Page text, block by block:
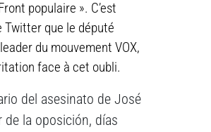
populaire ». C’est
Twitter que le député
du mouvement VOX,
face à cet oubli.
del asesinato de José
de la oposición, días